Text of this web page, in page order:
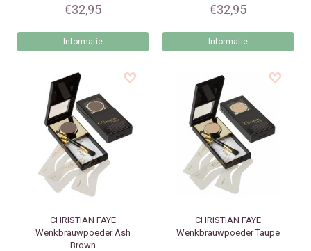
€32,95
Informatie
€32,95
Informatie
CHRISTIAN FAYE
Wenkbrauwpoeder Ash
Brown
CHRISTIAN FAYE
Wenkbrauwpoeder Taupe